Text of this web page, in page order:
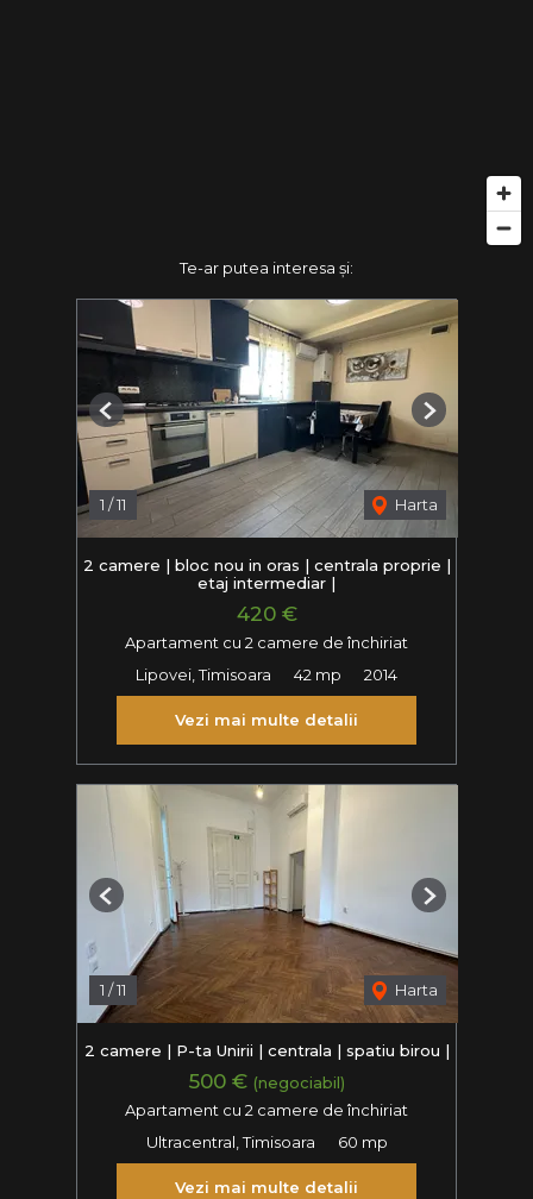
Te-ar putea interesa și:
1 /11 Harta
Previous Next
2 camere | bloc nou in oras | centrala proprie |
etaj intermediar |
420 €
Apartament cu 2 camere de închiriat
Lipovei, Timisoara
42 mp 2014
Vezi mai multe detalii
1 /11 Harta
Previous Next
2 camere | P-ta Unirii | centrala | spatiu birou |
500 € (negociabil)
Apartament cu 2 camere de închiriat
Ultracentral, Timisoara
60 mp
Vezi mai multe detalii